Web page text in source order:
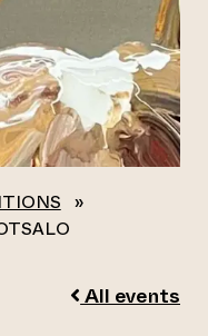
»
All events